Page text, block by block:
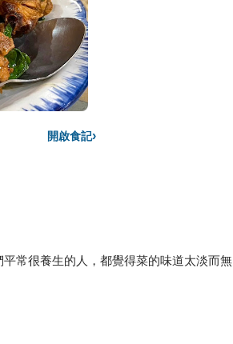
開啟食記›
常很養生的人，都覺得菜的味道太淡而無